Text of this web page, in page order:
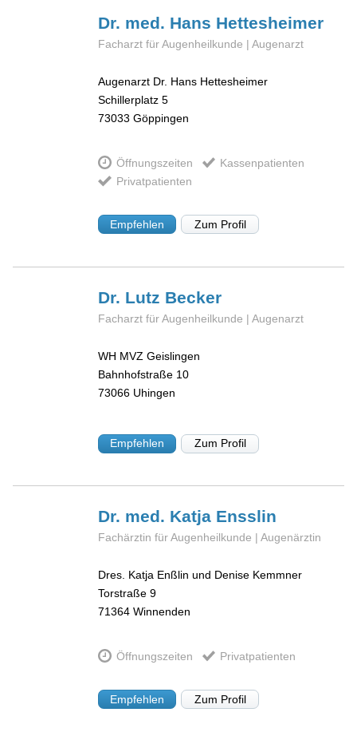
Dr. med. Hans Hettesheimer
Facharzt für Augenheilkunde | Augenarzt
Augenarzt Dr. Hans Hettesheimer
Schillerplatz 5
73033 Göppingen
Öffnungszeiten
Kassenpatienten
Privatpatienten
Empfehlen Zum Profil
Dr. Lutz Becker
Facharzt für Augenheilkunde | Augenarzt
WH MVZ Geislingen
Bahnhofstraße 10
73066 Uhingen
Empfehlen Zum Profil
Dr. med. Katja Ensslin
Fachärztin für Augenheilkunde | Augenärztin
Dres. Katja Enßlin und Denise Kemmner
Torstraße 9
71364 Winnenden
Öffnungszeiten Privatpatienten
Empfehlen Zum Profil